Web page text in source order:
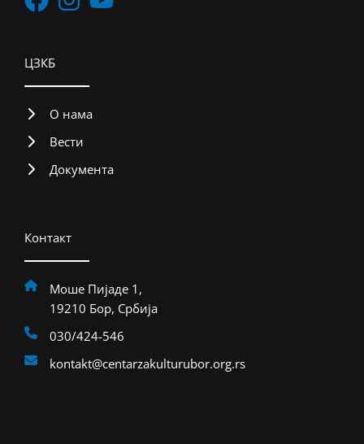
ЦЗКБ
О нама
Вести
Документа
Контакт
Моше Пијаде 1,
19210 Бор, Србија
030/424-546
kontakt@centarzakulturubor.org.rs